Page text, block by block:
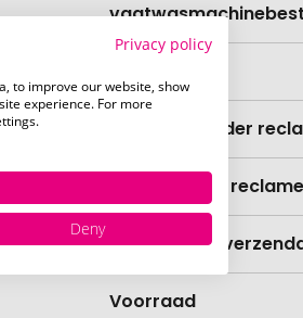
Levertijd zonder
Levertijd met reclame
Hoeveelheid
Voorraad
Privacy policy
to improve our website, show
experience. For more
Deny